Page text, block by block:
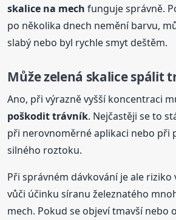
skalice na mech funguje správně.
po několika dnech nemění barvu,
slabý nebo byl rychle smyt deštěm.
Může zelená skalice spálit
Ano, při výrazně vyšší koncentraci
poškodit trávník. Nejčastěji se to
při nerovnoměrné aplikaci nebo při
silného roztoku.
Při správném dávkování je ale riziko
vůči účinku síranu železnatého
mech. Pokud se objeví tmavší nebo